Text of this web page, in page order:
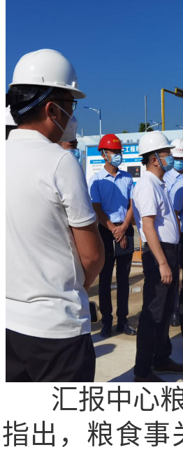
汇报中心
出，粮食